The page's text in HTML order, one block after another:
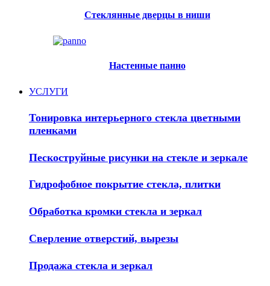
Стеклянные дверцы в ниши
Настенные панно
УСЛУГИ
Тонировка интерьерного стекла цветными
пленками
Пескоструйные рисунки на стекле и зеркале
Гидрофобное покрытие стекла, плитки
Обработка кромки стекла и зеркал
Сверление отверстий, вырезы
Продажа стекла и зеркал